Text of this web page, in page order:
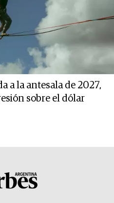
a la antesala de 2027,
sobre el dólar